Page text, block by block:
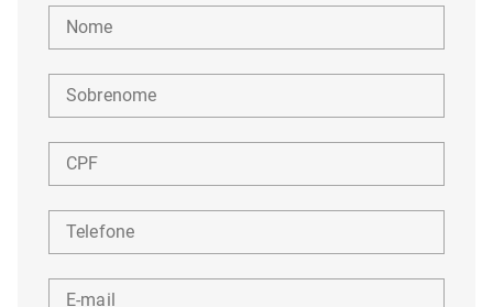
Nome
Sobrenome
CPF
Telefone
E-mail